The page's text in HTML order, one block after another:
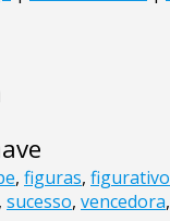
, figuras, figurativo
, sucesso, vencedora,